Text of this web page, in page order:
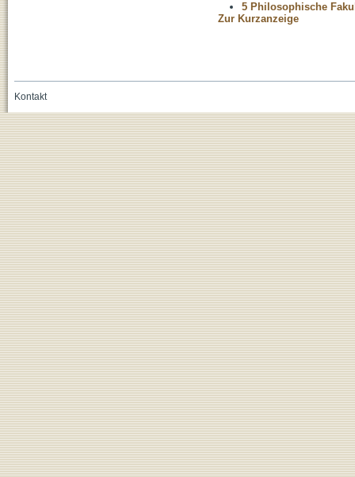
5 Philosophische
Zur Kurzanzeige
Kontakt